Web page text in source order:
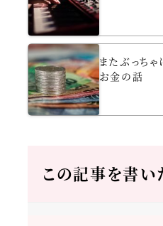
またぶっちゃ
お金の話
この記事を書い